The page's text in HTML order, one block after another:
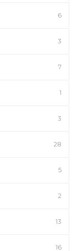
6
3
7
1
3
28
5
2
13
16